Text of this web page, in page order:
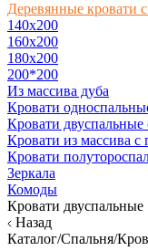
Деревянные кровати
140x200
160х200
180х200
200*200
Из массива дуба
Кровати
Кровати
Кровати из массива
Кровати
Зеркала
Комоды
Кровати двуспальные
Назад
Каталог/Спальня/